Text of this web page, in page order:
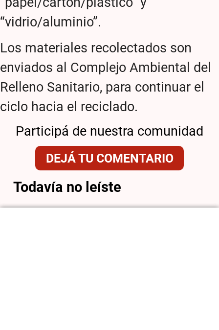
“vidrio/aluminio”.
Los materiales recolectados son
enviados al Complejo Ambiental del
Relleno Sanitario, para continuar el
ciclo hacia el reciclado.
Participá de nuestra comunidad
DEJÁ TU COMENTARIO
Todavía no leíste